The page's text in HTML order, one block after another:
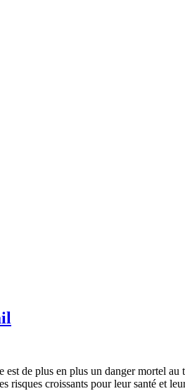
de plus en plus un danger mortel
risques croissants pour leur santé et